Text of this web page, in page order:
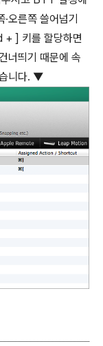
오른쪽 쓸어넘기
+ ] 키를 할당하면
너띄기 때문에 속
니다. ▼